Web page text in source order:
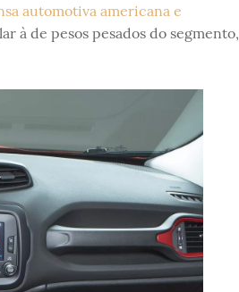
automotiva americana e
à de pesos pesados do segmento,